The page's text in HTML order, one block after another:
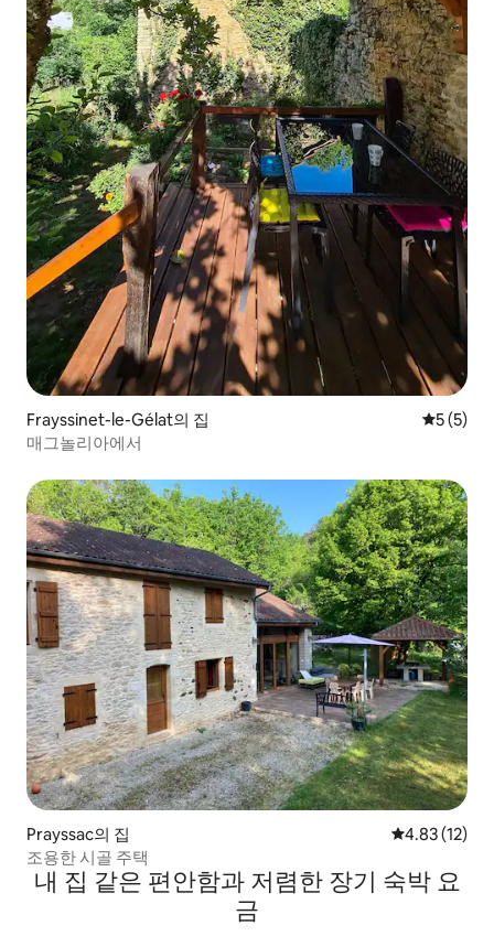
Frayssinet-le-Gélat의 집 평점 5점
5 (5)
매그놀리아에서
Prayssac의 집 평점 4.83점
4.83 (12)
조용한 시골 주택
내 집 같은 편안함과 저렴한 장기 숙박 요
금